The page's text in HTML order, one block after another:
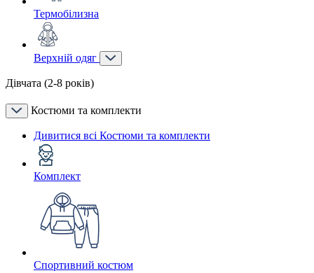
Термобілизна
Верхній одяг
Дівчата (2-8 років)
Костюми та комплекти
Дивитися всі Костюми та комплекти
Комплект
Спортивний костюм